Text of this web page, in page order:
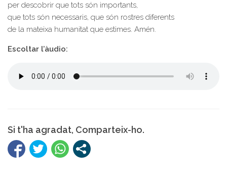
per descobrir que tots són importants,
que tots són necessaris, que són rostres diferents
de la mateixa humanitat que estimes. Amén.
Escoltar l’àudio:
Si t'ha agradat, Comparteix-ho.